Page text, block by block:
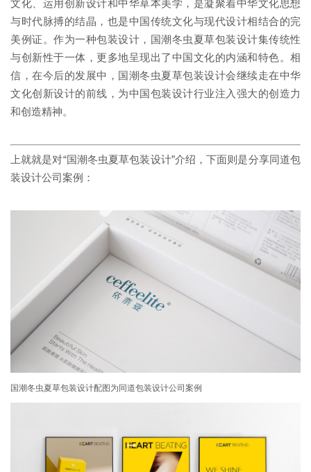
文化、运用创新设计和中华草本美学，是凝聚着中华文化思想
与时代脉搏的结晶，也是中国传统文化与现代设计相结合的完
美例证。作为一种包装设计，国潮冬虫夏草包装设计集传统性
与创新性于一体，更多地呈现出了中国文化的内涵和特色。相
信，在今后的发展中，国潮冬虫夏草包装设计会继续走在中华
文化创新设计的前线，为中国包装设计行业注入强大的创造力
和创造精神。
上就就是对“国潮冬虫夏草包装设计”介绍，下面则是分享同道包
装设计公司案例：
国潮冬虫夏草包装设计配图为同道包装设计公司案例